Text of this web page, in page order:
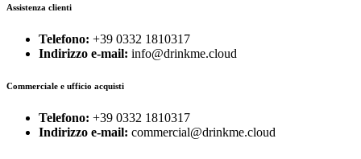
Assistenza clienti
Telefono: +39 0332 1810317
Indirizzo e-mail: info@drinkme.cloud
Commerciale e ufficio acquisti
Telefono: +39 0332 1810317
Indirizzo e-mail: commercial@drinkme.cloud